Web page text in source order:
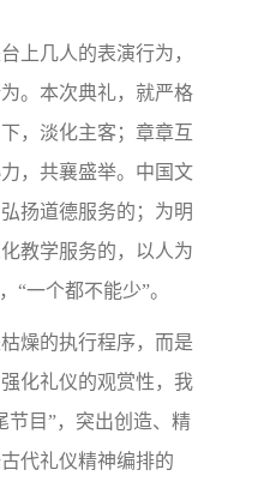
上几人的表演行为，
。本次典礼，就严格
，淡化主客；章章互
，共襄盛举。中国文
扬道德服务的；为明
教学服务的，以人为
“一个都不能少”。
燥的执行程序，而是
化礼仪的观赏性，我
节目”，突出创造、精
代礼仪精神编排的